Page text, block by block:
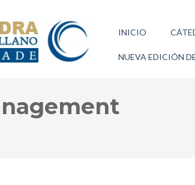
INICIO
NUEVA EDICIÓN